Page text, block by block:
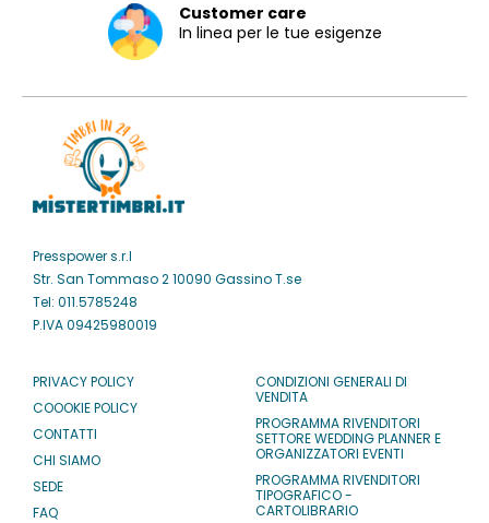
Customer care
In linea per le tue esigenze
Presspower s.r.l
Str. San Tommaso 2 10090 Gassino T.se
Tel: 011.5785248
P.IVA 09425980019
PRIVACY POLICY
COOOKIE POLICY
CONTATTI
CHI SIAMO
SEDE
FAQ
CONDIZIONI GENERALI DI
VENDITA
PROGRAMMA RIVENDITORI
SETTORE WEDDING PLANNER E
ORGANIZZATORI EVENTI
PROGRAMMA RIVENDITORI
TIPOGRAFICO -
CARTOLIBRARIO